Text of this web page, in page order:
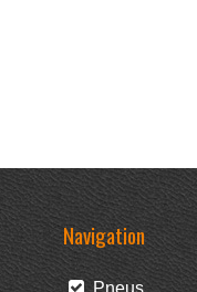
Navigation
Pneus